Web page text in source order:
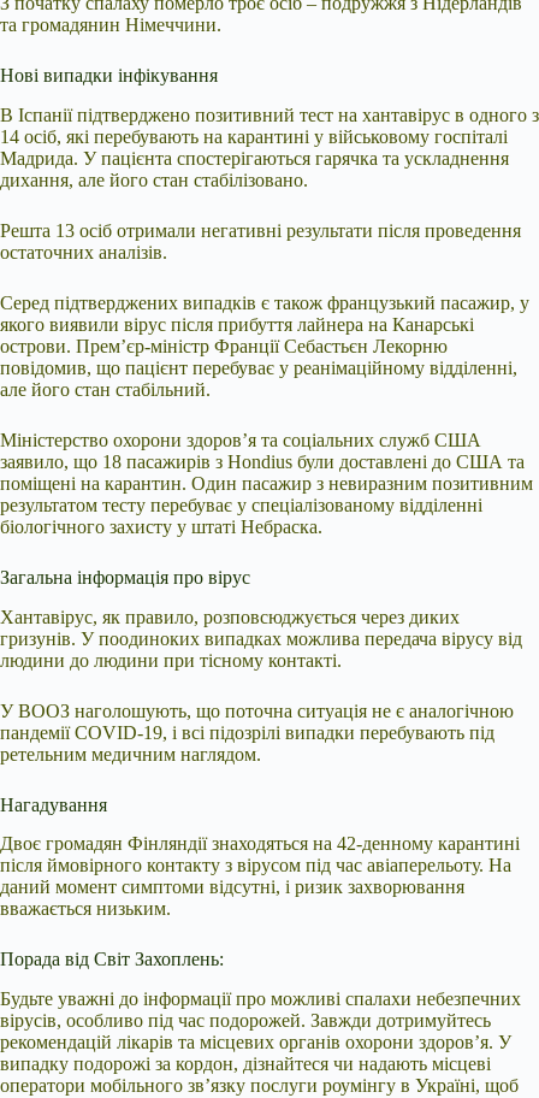
та громадянин Німеччини.
Нові випадки інфікування
В Іспанії підтверджено позитивний тест на хантавірус в одного з
14 осіб, які перебувають на карантині у військовому госпіталі
Мадрида. У пацієнта спостерігаються гарячка та ускладнення
дихання, але його стан стабілізовано.
Решта 13 осіб отримали негативні результати після проведення
остаточних аналізів.
Серед підтверджених випадків є також французький пасажир, у
якого виявили вірус після прибуття лайнера на Канарські
острови. Прем’єр-міністр Франції Себастьєн Лекорню
повідомив, що пацієнт перебуває у реанімаційному відділенні,
але його стан стабільний.
Міністерство охорони здоров’я та соціальних служб США
заявило, що 18 пасажирів з Hondius були доставлені до США та
поміщені на карантин. Один пасажир з невиразним позитивним
результатом тесту перебуває у спеціалізованому відділенні
біологічного захисту у штаті Небраска.
Загальна інформація про вірус
Хантавірус, як правило, розповсюджується через диких
гризунів. У поодиноких випадках можлива передача вірусу від
людини до людини при тісному контакті.
У ВООЗ наголошують, що поточна ситуація не є аналогічною
пандемії COVID-19, і всі підозрілі випадки перебувають під
ретельним медичним наглядом.
Нагадування
Двоє громадян Фінляндії знаходяться на 42-денному карантині
після ймовірного контакту з вірусом під час авіаперельоту. На
даний момент симптоми відсутні, і ризик захворювання
вважається низьким.
Порада від Світ Захоплень:
Будьте уважні до інформації про можливі спалахи небезпечних
вірусів, особливо під час подорожей. Завжди дотримуйтесь
рекомендацій лікарів та місцевих органів охорони здоров’я. У
випадку подорожі за кордон, дізнайтеся чи надають місцеві
оператори мобільного зв’язку послуги роумінгу в Україні, щоб